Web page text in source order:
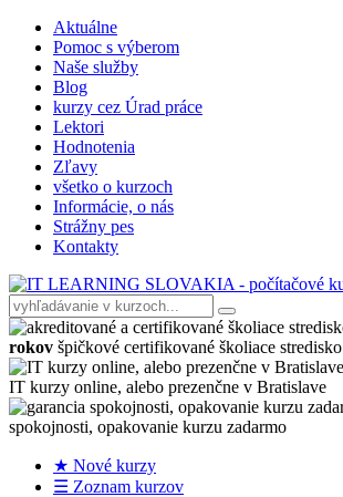
Aktuálne
Pomoc s výberom
Naše služby
Blog
kurzy cez Úrad práce
Lektori
Hodnotenia
Zľavy
všetko o kurzoch
Informácie, o nás
Strážny pes
Kontakty
rokov špičkové certifikované školiace stredisko
IT kurzy online, alebo prezenčne v Bratislave
spokojnosti, opakovanie kurzu zadarmo
★ Nové kurzy
☰ Zoznam kurzov